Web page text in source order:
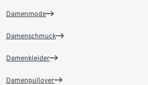
Damenmode
Damenschmuck
Damenkleider
Damenpullover